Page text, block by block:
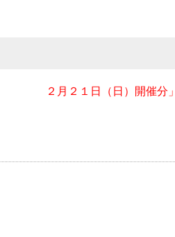
２１日（日）開催分」はま